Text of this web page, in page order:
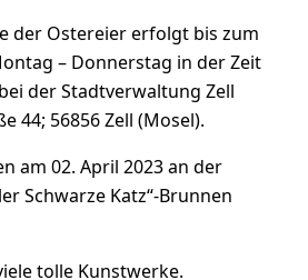
der Ostereier erfolgt bis zum
– Donnerstag in der Zeit
der Stadtverwaltung Zell
44; 56856 Zell (Mosel).
am 02. April 2023 an der
Schwarze Katz“-Brunnen
tolle Kunstwerke.